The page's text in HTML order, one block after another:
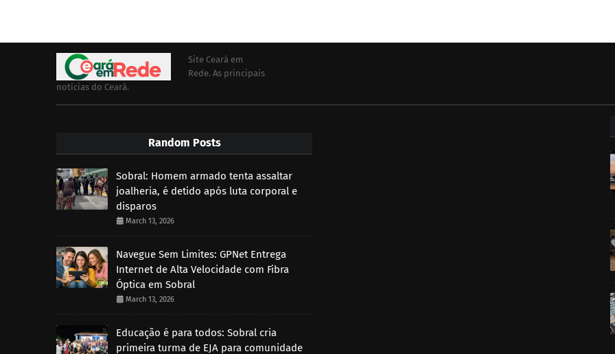
Site Ceará em
Rede. As principais
notícias do Ceará.
Random Posts
Sobral: Homem armado tenta assaltar
joalheria, é detido após luta corporal e
disparos
March 13, 2026
Navegue Sem Limites: GPNet Entrega
Internet de Alta Velocidade com Fibra
Óptica em Sobral
March 13, 2026
Educação é para todos: Sobral cria
primeira turma de EJA para comunidade